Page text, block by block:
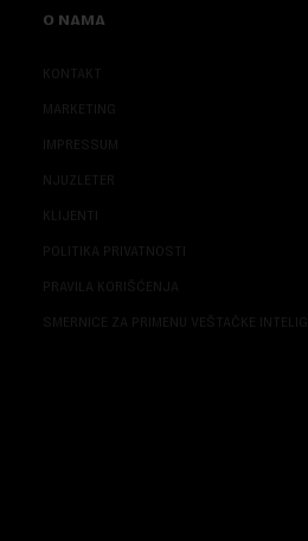
O NAMA
KONTAKT
MARKETING
IMPRESSUM
NJUZLETER
KLIJENTI
POLITIKA PRIVATNOSTI
PRAVILA KORIŠĆENJA
SMERNICE ZA PRIMENU VEŠTAČKE